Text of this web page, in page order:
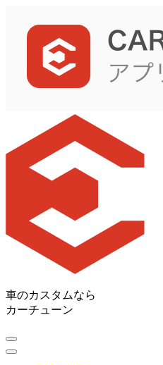
車のカスタムなら
カーチューン